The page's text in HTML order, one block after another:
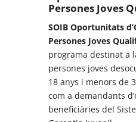
Persones Joves
SOIB Oportunitats
Persones Joves
programa destinat a
persones joves
18 anys i menors de
com a demandants
beneficiàries del